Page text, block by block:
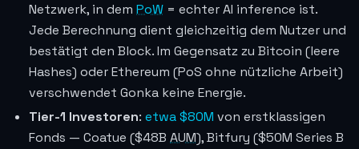
Netzwerk, in dem PoW = echter AI inference ist.
Jede Berechnung dient gleichzeitig dem Nutzer und
bestätigt den Block. Im Gegensatz zu Bitcoin (leere
Hashes) oder Ethereum (PoS ohne nützliche Arbeit)
verschwendet Gonka keine Energie.
Tier-1 Investoren: etwa $80M von erstklassigen
Fonds — Coatue ($48B AUM), Bitfury ($50M Series B